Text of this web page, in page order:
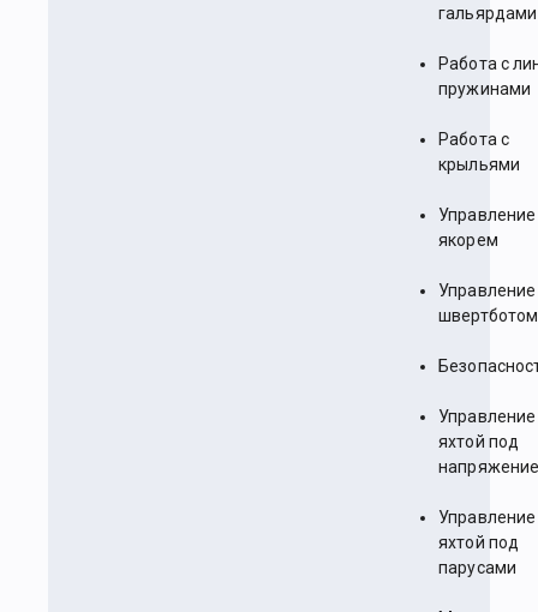
гальярдами
Работа с
пружинами
Работа с
крыльями
Управление
якорем
Управление
швертботом
Управление
яхтой под
Управление
яхтой под
парусами